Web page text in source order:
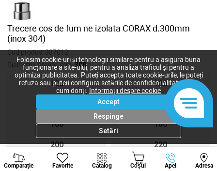
Trecere cos de fum ne izolata CORAX d.300mm
(inox 304)
Cod produs:387012
Diametru interior, mm:300
100 120
160 180
200 220
250 300
Comparație Favorite Catalog Coșul Apel Adresa
Viber Whatsapp
Folosim cookie-uri și tehnologii similare pentru a asigura buna
funcționare a site-ului, pentru a analiza traficul și pentru a
optimiza publicitatea. Puteți accepta toate cookie-urile, le puteți
refuza sau puteți configura setările de confidențialitate după
cum doriți.
Informații despre cookie
Accept
Respinge
Setări